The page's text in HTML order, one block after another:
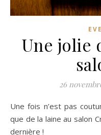
Une jolie
26
Une fois n’est pas coutume, j’ai craqué pour autre chose
que de la laine au salon
dernière !